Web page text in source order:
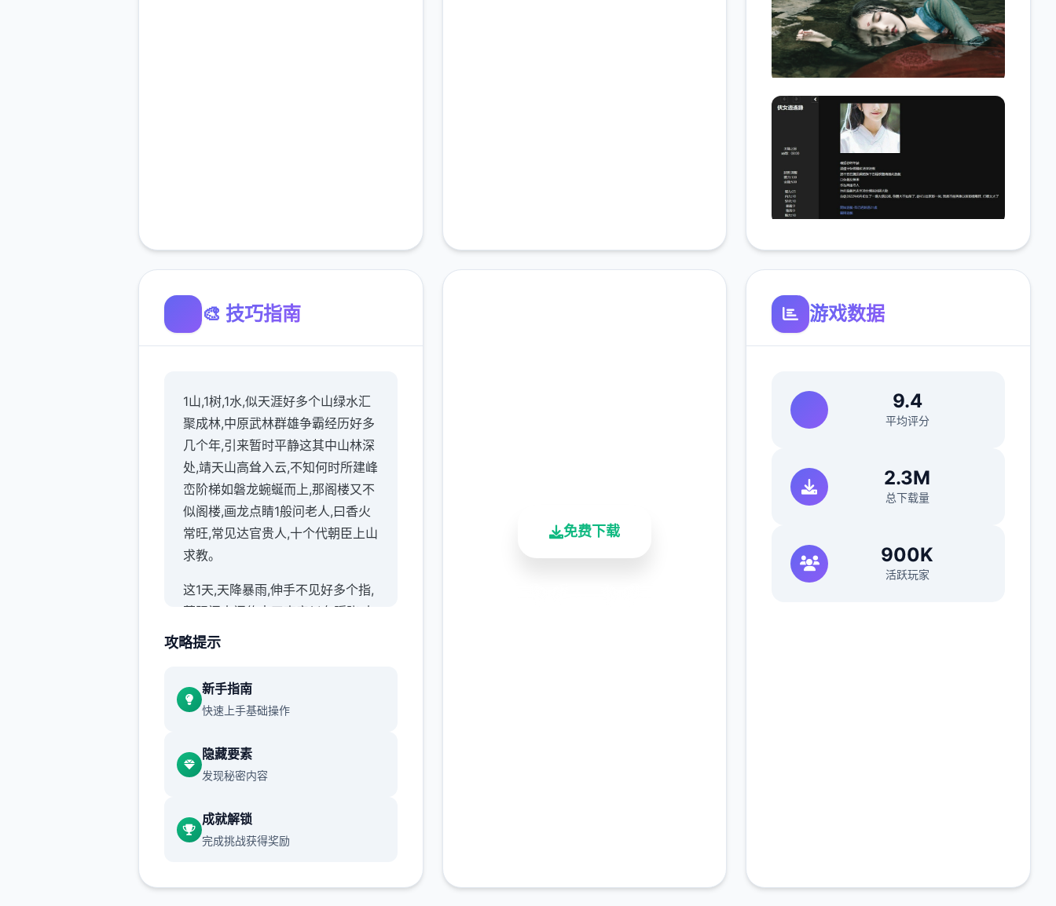
🎨 技巧指南
1山,1树,1水,似天涯好多个山绿水汇
聚成林,中原武林群雄争霸经历好多
几个年,引来暂时平静这其中山林深
处,靖天山高耸入云,不知何时所建峰
峦阶梯如磐龙蜿蜒而上,那阁楼又不
似阁楼,画龙点睛1般问老人,曰香火
常旺,常见达官贵人,十个代朝臣上山
求教。
这1天,天降暴雨,伸手不见好多个指,
萧阳阁大门传来了声音似有蹊跷,大
师傅亲自打开大门回来时,手中捧著
有人知道你的父母是谁只知道那天
大雨,师父在山门口捡到了你后,把你
水,岁月如梭你的聪明伶俐,嘴甜乖
攻略提示
新手指南
快速上手基础操作
隐藏要素
发现秘密内容
成就解锁
完成挑战获得奖励
免费下载
游戏数据
9.4
平均评分
2.3M
总下载量
900K
活跃玩家